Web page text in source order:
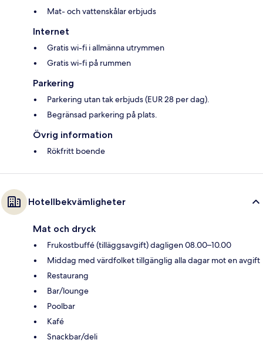
Mat- och vattenskålar erbjuds
Internet
Gratis wi-fi i allmänna utrymmen
Gratis wi-fi på rummen
Parkering
Parkering utan tak erbjuds (EUR 28 per dag).
Begränsad parkering på plats.
Övrig information
Rökfritt boende
Hotellbekvämligheter
Mat och dryck
Frukostbuffé (tilläggsavgift) dagligen 08.00–10.00
Middag med värdfolket tillgänglig alla dagar mot en avgift
Restaurang
Bar/lounge
Poolbar
Kafé
Snackbar/deli